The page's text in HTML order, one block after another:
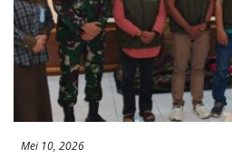
Mei 10, 2026